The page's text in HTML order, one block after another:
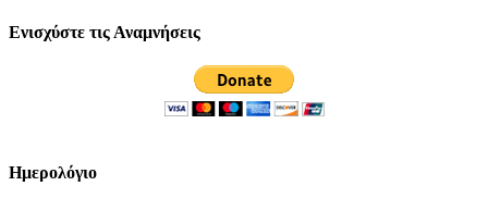
Ενισχύστε τις Αναμνήσεις
Ημερολόγιο